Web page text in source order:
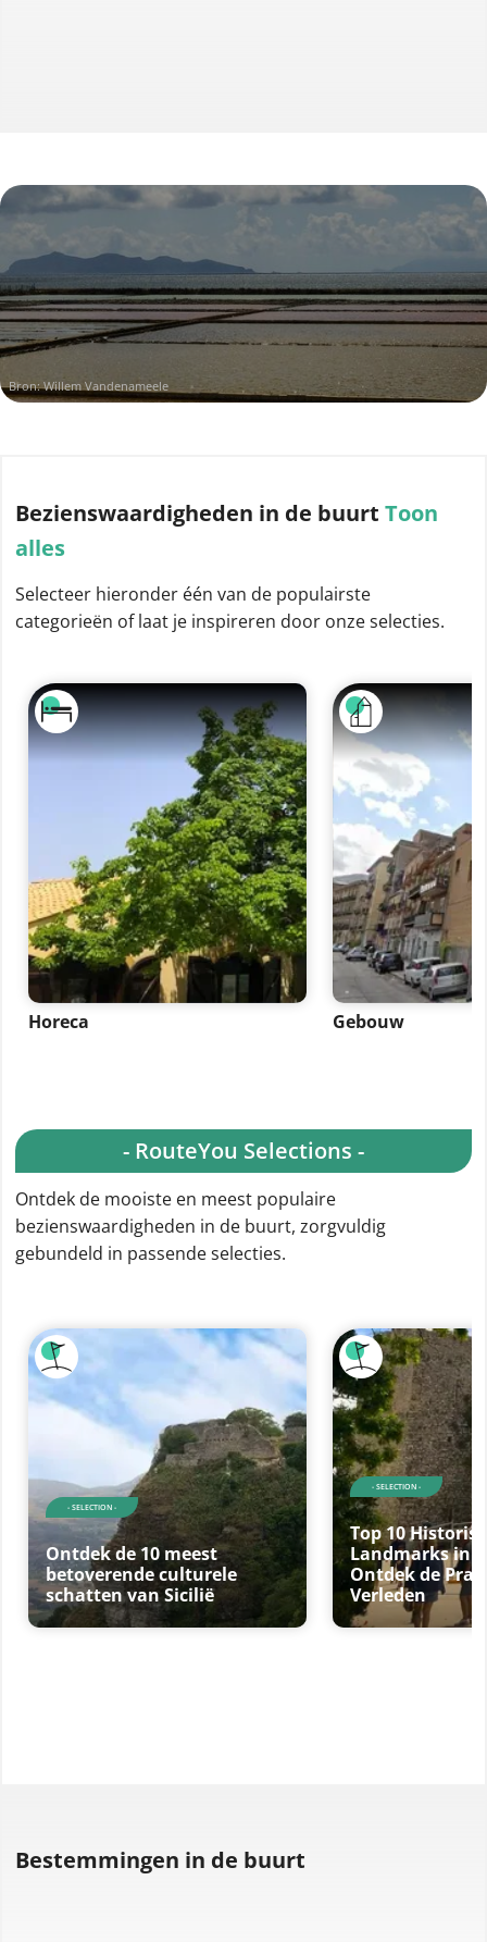
Bron: Willem Vandenameele
Bezienswaardigheden in de buurt Toon
alles
Selecteer hieronder één van de populairste
categorieën of laat je inspireren door onze selecties.
Horeca Gebouw
- RouteYou Selections -
Ontdek de mooiste en meest populaire
bezienswaardigheden in de buurt, zorgvuldig
gebundeld in passende selecties.
- SELECTION -
Ontdek de 10 meest
betoverende culturele
schatten van Sicilië
- SELECTION -
Top 10
Landmarks in
Ontdek de
Verleden
Bestemmingen in de buurt